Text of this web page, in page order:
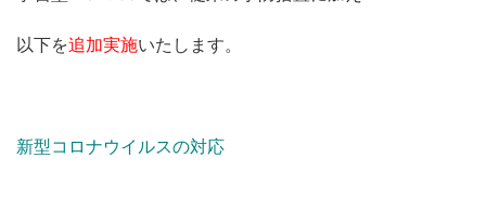
以下を追加実施いたします。
新型コロナウイルスの対応